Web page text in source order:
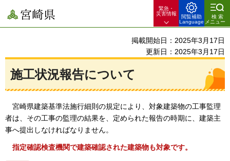
宮崎県
緊急・
災害情報
閲覧補助
Language
検索
メニュー
掲載開始日：2025年3月17日
更新日：2025年3月17日
施工状況報告について
宮崎県建築基準法施行細則の規定により、対象建築物の工事監理
者は、その工事の監理の結果を、定められた報告の時期に、建築主
事へ提出しなければなりません。
指定確認検査機関で建築確認された建築物も対象です。